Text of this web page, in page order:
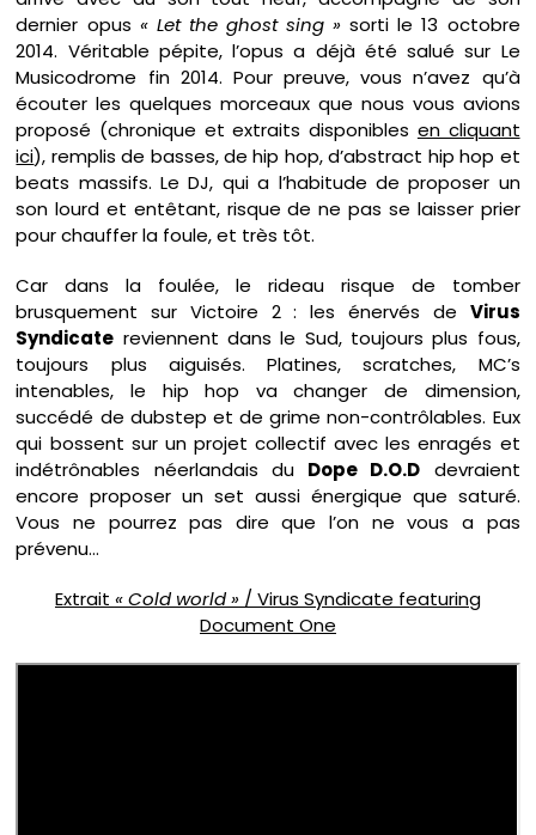
dernier opus « Let the ghost sing » sorti le 13 octobre
2014. Véritable pépite, l’opus a déjà été salué sur Le
Musicodrome fin 2014. Pour preuve, vous n’avez qu’à
écouter les quelques morceaux que nous vous avions
proposé (chronique et extraits disponibles en cliquant
ici), remplis de basses, de hip hop, d’abstract hip hop et
beats massifs. Le DJ, qui a l’habitude de proposer un
son lourd et entêtant, risque de ne pas se laisser prier
pour chauffer la foule, et très tôt.
Car dans la foulée, le rideau risque de tomber
brusquement sur Victoire 2 : les énervés de Virus
Syndicate reviennent dans le Sud, toujours plus fous,
toujours plus aiguisés. Platines, scratches, MC’s
intenables, le hip hop va changer de dimension,
succédé de dubstep et de grime non-contrôlables. Eux
qui bossent sur un projet collectif avec les enragés et
indétrônables néerlandais du Dope D.O.D devraient
encore proposer un set aussi énergique que saturé.
Vous ne pourrez pas dire que l’on ne vous a pas
prévenu…
Extrait « Cold world »/ Virus Syndicate featuring
Document One